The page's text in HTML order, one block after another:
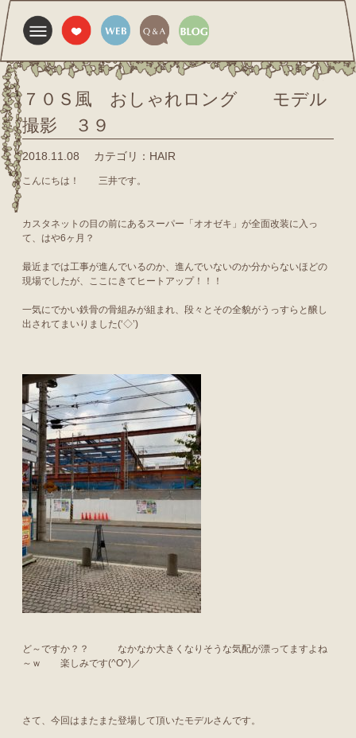
７０Ｓ風 おしゃれロング モデル
撮影 ３９
2018.11.08 カテゴリ：HAIR
こんにちは！ 三井です。
カスタネットの目の前にあるスーパー「オオゼキ」が全面改装に入っ
て、はや6ヶ月？
最近までは工事が進んでいるのか、進んでいないのか分からないほどの
現場でしたが、ここにきてヒートアップ！！！
一気にでかい鉄骨の骨組みが組まれ、段々とその全貌がうっすらと醸し
出されてまいりました(‘◇’)ゞ
ど～ですか？？ なかなか大きくなりそうな気配が漂ってますよね
～ｗ 楽しみです(^O^)／
さて、今回はまたまた登場して頂いたモデルさんです。